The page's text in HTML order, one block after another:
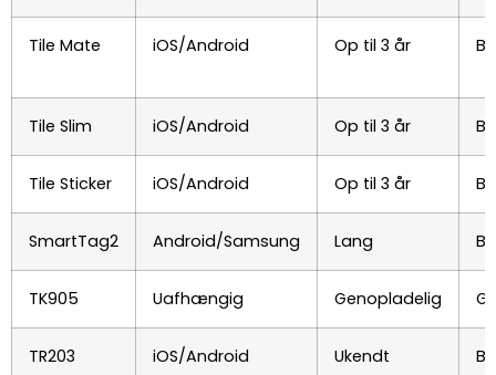
Tile Mate iOS/Android Op til 3 år
Tile Slim iOS/Android Op til 3 år
Tile Sticker iOS/Android Op til 3 år
SmartTag2 Android/Samsung Lang
TK905 Uafhængig Genopladelig
TR203 iOS/Android Ukendt